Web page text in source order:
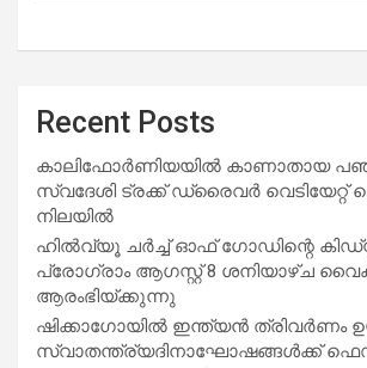
Recent Posts
കാലിഫോർണിയയിൽ കാണാതായ
സ്വദേശി ട്രക്ക് ഡ്രൈവർ വെടിയേറ്റ്
നിലയിൽ
ഹിൽവ്യൂ ചർച്ച് ഓഫ് ഗോഡിന്റെ
പ്രോഗ്രാം ആഗസ്റ്റ് 8 ശനിയാഴ്ച
ആരംഭിയ്ക്കുന്നു
ഷിക്കാഗോയിൽ ഇന്ത്യൻ ത്രിവർണം
സ്വാതന്ത്ര്യദിനാഘോഷങ്ങൾക്ക്